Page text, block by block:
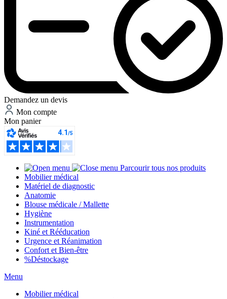
Demandez un devis
Mon compte
Mon panier
Parcourir tous nos produits
Mobilier médical
Matériel de diagnostic
Anatomie
Blouse médicale / Mallette
Hygiène
Instrumentation
Kiné et Rééducation
Urgence et Réanimation
Confort et Bien-être
%Déstockage
Menu
Mobilier médical